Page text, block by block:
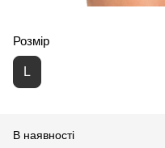
Розмір
L
В наявності